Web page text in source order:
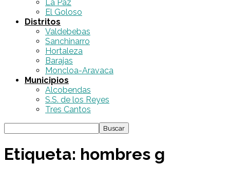
La Paz
El Goloso
Distritos
Valdebebas
Sanchinarro
Hortaleza
Barajas
Moncloa-Aravaca
Municipios
Alcobendas
S.S. de los Reyes
Tres Cantos
Etiqueta: hombres g